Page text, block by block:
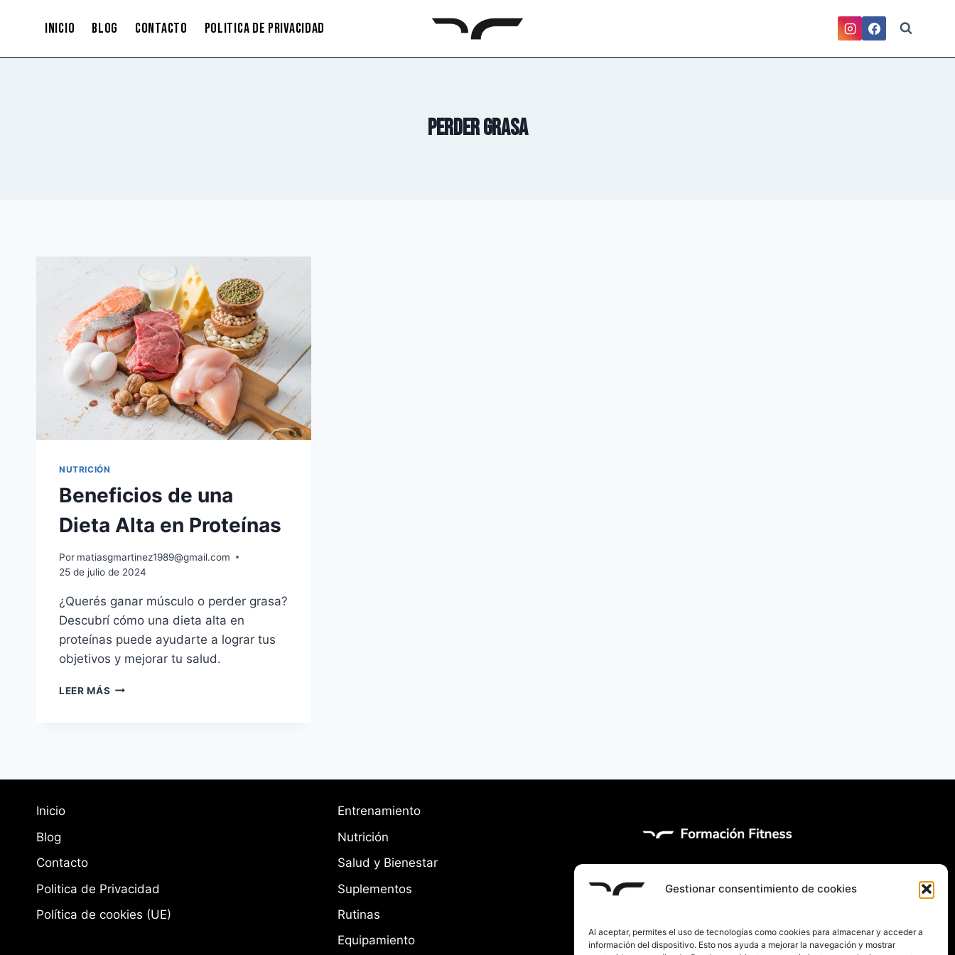
Gestionar consentimiento de cookies
Al aceptar, permites el uso de tecnologías como cookies para almacenar y acceder a
información del dispositivo. Esto nos ayuda a mejorar la navegación y mostrar
INICIO BLOG CONTACTO POLITICA DE PRIVACIDAD
perder grasa
NUTRICIÓN
Beneficios de una
Dieta Alta en Proteínas
Por matiasgmartinez1989@gmail.com
25 de julio de 2024
¿Querés ganar músculo o perder grasa?
Descubrí cómo una dieta alta en
proteínas puede ayudarte a lograr tus
objetivos y mejorar tu salud.
LEER MÁS BENEFICIOS
Inicio
Blog
Contacto
Politica de Privacidad
Política de cookies (UE)
Entrenamiento
Nutrición
Salud y Bienestar
Suplementos
Rutinas
Equipamiento